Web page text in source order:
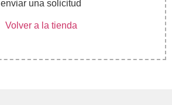
enviar una solicitud
Volver a la tienda